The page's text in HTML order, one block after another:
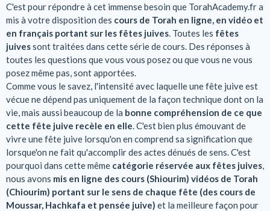
C'est pour répondre à cet immense besoin que TorahAcademy.fr a
mis à votre disposition des cours de Torah en ligne, en vidéo et
en français portant sur les fêtes juives. Toutes les fêtes
juivessont traitées dans cette série de cours. Des réponses à
toutes les questions que vous vous posez ou que vous ne vous
posez même pas, sont apportées.
Comme vous le savez, l'intensité avec laquelle une fête juive est
vécue ne dépend pas uniquement de la façon technique dont on la
vie, mais aussi beaucoup de la bonne compréhension de ce que
cette fête juive recèle en elle. C'est bien plus émouvant de
vivre une fête juive lorsqu'on en comprend sa signification que
lorsque'on ne fait qu'accomplir des actes dénués de sens. C'est
pourquoi dans cette même catégorie réservée aux fêtes juives,
nous avons mis en ligne des cours (Shiourim) vidéos de Torah
(Chiourim) portant sur le sens de chaque fête (des cours de
Moussar, Hachkafa et pensée juive) et la meilleure façon pour